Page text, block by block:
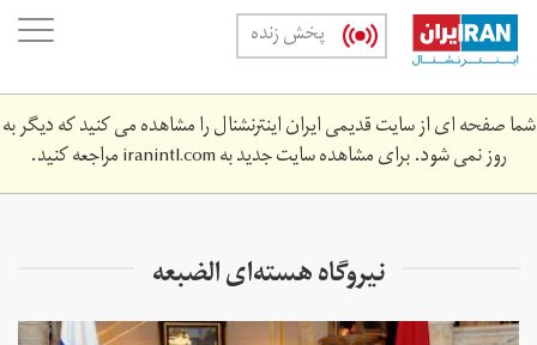
Skip
main
content
پخش زنده
شما صفحه ای از سایت قدیمی ایران اینترنشنال را مشاهده می کنید که دیگر به
روز نمی شود. برای مشاهده سایت جدید بهiranintl.comمراجعه کنید.
نیروگاه هسته‌ای الضبعه